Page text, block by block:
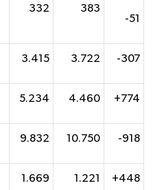
332
383
-51
3.415 3.722 -307
5.234 4.460 +774
9.832 10.750 -918
1.669 1.221 +448